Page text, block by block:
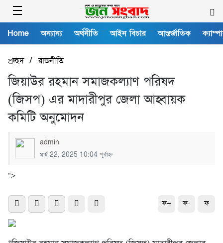
Home অন্যান্য অর্থনীতি আইন বিচার আন্তর্জাতিক
প্রচ্ছদ/রাজনীতি
জিয়াউর রহমান সমাজকল্যাণ পরিষদ
(জিসপ) এর মাদারীপুর জেলা আহ্বায়ক
কমিটি অনুমোদন
admin
মার্চ 22, 2025 10:04 পূর্বাহ্ন
">
ফ+ ফ- ফ